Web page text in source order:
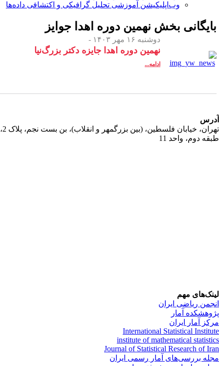
وب‌اپلیکیشن آموزشی تحلیل گرافیکی و اکتشافی داده‌ها
بخشنهمین دوره اهدا جوایز
دوشنبه ۱۶ مهر ۱۴۰۳ -
نهمین دوره اهدا جایزه دکتر بزرگ‌نیا
ادامه...
تهران، خیابان فلسطین، (بین بزرگمهر و انقلاب)، بن بست نجم، پلاک 2،
دوم، واحد 11
مهم
ریاضی ایران
آمار
آمار ایران
International Statistical
institute of mathematical
Journal of Statistical Research of
بررسی‌های آمار رسمی ایران